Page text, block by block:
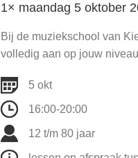
1× maandag 5 oktober
Bij de muziekschool van
volledig aan op jouw
5 okt
16:00-20:00
12 t/m 80 jaar